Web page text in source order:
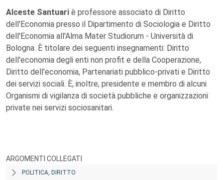
Alceste Santuari è professore associato di Diritto
dell'Economia presso il Dipartimento di Sociologia e Diritto
dell'Economia all'Alma Mater Studiorum - Università di
Bologna. È titolare dei seguenti insegnamenti: Diritto
dell'economia degli enti non profit e della Cooperazione,
Diritto dell'economia, Partenariati pubblico-privati e Diritto
dei servizi sociali. È, inoltre, presidente e membro di alcuni
Organismi di vigilanza di società pubbliche e organizzazioni
private nei servizi sociosanitari.
ARGOMENTI COLLEGATI
POLITICA, DIRITTO